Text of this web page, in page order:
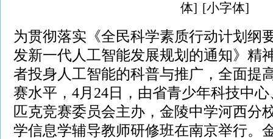
体] [小字体]
为贯彻落实《全民科学素质行动计划纲
发新一代人工智能发展规划的通知》精
者投身人工智能的科普与推广，全面提
赛水平，4月24日，由省青少年科技中
匹克竞赛委员会主办，金陵中学河西分
学信息学辅导教师研修班在南京举行。